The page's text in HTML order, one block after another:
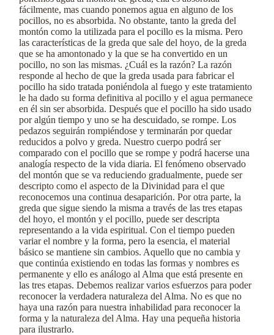
fácilmente, mas cuando ponemos agua en alguno de los
pocillos, no es absorbida. No obstante, tanto la greda del
montón como la utilizada para el pocillo es la misma. Pero
las características de la greda que sale del hoyo, de la greda
que se ha amontonado y la que se ha convertido en un
pocillo, no son las mismas. ¿Cuál es la razón? La razón
responde al hecho de que la greda usada para fabricar el
pocillo ha sido tratada poniéndola al fuego y este tratamiento
le ha dado su forma definitiva al pocillo y el agua permanece
en él sin ser absorbida. Después que el pocillo ha sido usado
por algún tiempo y uno se ha descuidado, se rompe. Los
pedazos seguirán rompiéndose y terminarán por quedar
reducidos a polvo y greda. Nuestro cuerpo podrá ser
comparado con el pocillo que se rompe y podrá hacerse una
analogía respecto de la vida diaria. El fenómeno observado
del montón que se va reduciendo gradualmente, puede ser
descripto como el aspecto de la Divinidad para el que
reconocemos una continua desaparición. Por otra parte, la
greda que sigue siendo la misma a través de las tres etapas
del hoyo, el montón y el pocillo, puede ser descripta
representando a la vida espiritual. Con el tiempo pueden
variar el nombre y la forma, pero la esencia, el material
básico se mantiene sin cambios. Aquello que no cambia y
que continúa existiendo en todas las formas y nombres es
permanente y ello es análogo al Alma que está presente en
las tres etapas. Debemos realizar varios esfuerzos para poder
reconocer la verdadera naturaleza del Alma. No es que no
haya una razón para nuestra inhabilidad para reconocer la
forma y la naturaleza del Alma. Hay una pequeña historia
para ilustrarlo.